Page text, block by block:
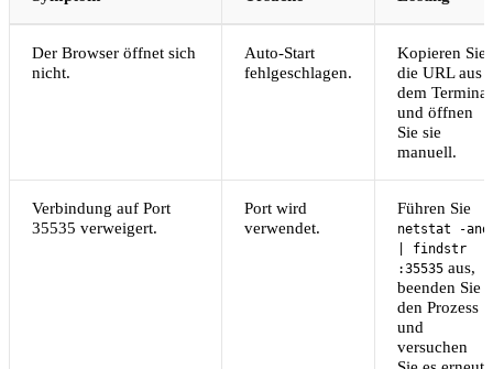
Der Browser öffnet sich
nicht.
Auto-Start
fehlgeschlagen.
Kopieren Sie
die URL aus
dem Terminal
und öffnen
Sie sie
manuell.
Verbindung auf Port
35535 verweigert.
Port wird
verwendet.
Führen Sie
netstat -ano
| findstr
:35535 aus,
beenden Sie
den Prozess
und
versuchen